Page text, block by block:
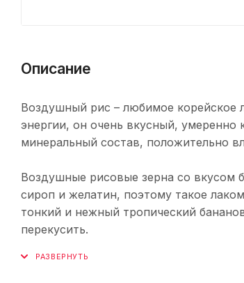
Описание
Воздушный рис – любимое корейское
энергии, он очень вкусный,
минеральный состав, положительно
Воздушные рисовые зерна со вкусом
сироп и желатин, поэтому такое
тонкий и нежный тропический
перекусить.